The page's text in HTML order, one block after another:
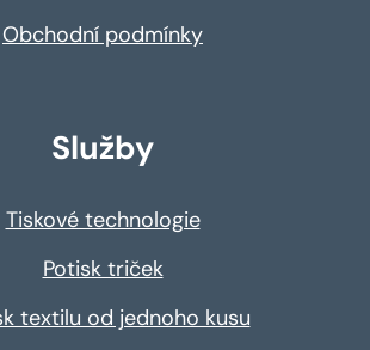
Obchodní podmínky
Služby
Tiskové technologie
Potisk triček
textilu od jednoho kusu